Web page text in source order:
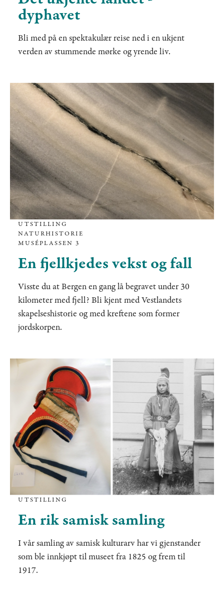
dyphavet
Bli med på en spektakulær reise ned i en ukjent
verden av stummende mørke og yrende liv.
UTSTILLING
NATURHISTORIE
MUSÉPLASSEN 3
En fjellkjedes vekst og fall
Visste du at Bergen en gang lå begravet under 30
kilometer med fjell? Bli kjent med Vestlandets
skapelseshistorie og med kreftene som former
jordskorpen.
UTSTILLING
En rik samisk samling
I vår samling av samisk kulturarv har vi gjenstander
som ble innkjøpt til museet fra 1825 og frem til
1917.